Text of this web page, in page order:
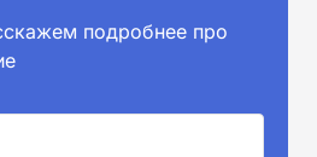
подробнее про